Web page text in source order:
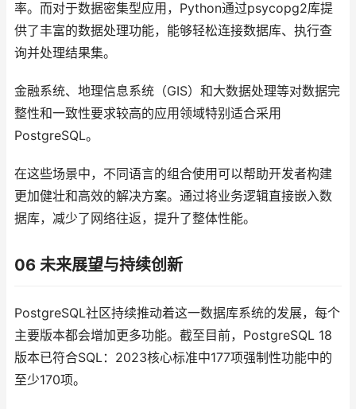
率。而对于数据密集型应用，Python通过psycopg2库提
供了丰富的数据处理功能，能够轻松连接数据库、执行查
询并处理结果集。
金融系统、地理信息系统（GIS）和大数据处理等对数据完
整性和一致性要求较高的应用领域特别适合采用
PostgreSQL。
在这些场景中，不同语言的组合使用可以帮助开发者构建
更加健壮和高效的解决方案。通过将业务逻辑直接嵌入数
据库，减少了网络往返，提升了整体性能。
06 未来展望与持续创新
PostgreSQL社区持续推动着这一数据库系统的发展，每个
主要版本都会增加更多功能。截至目前，PostgreSQL 18
版本已符合SQL：2023核心标准中177项强制性功能中的
至少170项。